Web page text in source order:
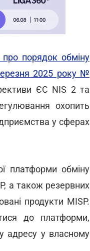
порядок обміну
2025 року №
ЄС NIS 2 та
охопить
у сферах
платформи обміну
а також резервних
продукти MISP.
до платформи,
адресу у власному